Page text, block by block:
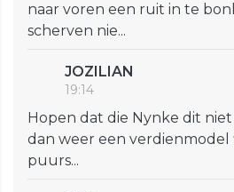
naar voren een ruit in te
scherven nie...
JOZILIAN
19:14
Hopen dat die Nynke dit
dan weer een verdienmodel
puurs...